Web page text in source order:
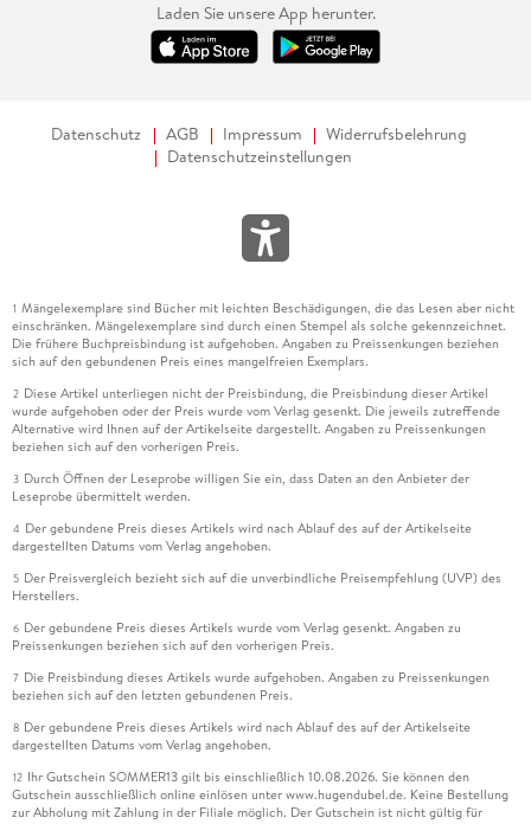
Laden Sie unsere App herunter.
Datenschutz AGB Impressum
Widerrufsbelehrung
Datenschutzeinstellungen
1 Mängelexemplare sind Bücher mit leichten Beschädigungen, die das Lesen aber nicht
einschränken. Mängelexemplare sind durch einen Stempel als solche gekennzeichnet.
Die frühere Buchpreisbindung ist aufgehoben. Angaben zu Preissenkungen beziehen
sich auf den gebundenen Preis eines mangelfreien Exemplars.
2 Diese Artikel unterliegen nicht der Preisbindung, die Preisbindung dieser Artikel
wurde aufgehoben oder der Preis wurde vom Verlag gesenkt. Die jeweils zutreffende
Alternative wird Ihnen auf der Artikelseite dargestellt. Angaben zu Preissenkungen
beziehen sich auf den vorherigen Preis.
3 Durch Öffnen der Leseprobe willigen Sie ein, dass Daten an den Anbieter der
Leseprobe übermittelt werden.
4 Der gebundene Preis dieses Artikels wird nach Ablauf des auf der Artikelseite
dargestellten Datums vom Verlag angehoben.
5 Der Preisvergleich bezieht sich auf die unverbindliche Preisempfehlung (UVP) des
Herstellers.
6 Der gebundene Preis dieses Artikels wurde vom Verlag gesenkt. Angaben zu
Preissenkungen beziehen sich auf den vorherigen Preis.
7 Die Preisbindung dieses Artikels wurde aufgehoben. Angaben zu Preissenkungen
beziehen sich auf den letzten gebundenen Preis.
8 Der gebundene Preis dieses Artikels wird nach Ablauf des auf der Artikelseite
dargestellten Datums vom Verlag angehoben.
12 Ihr Gutschein SOMMER13 gilt bis einschließlich 10.08.2026. Sie können den
Gutschein ausschließlich online einlösen unter www.hugendubel.de. Keine Bestellung
zur Abholung mit Zahlung in der Filiale möglich. Der Gutschein ist nicht gültig für